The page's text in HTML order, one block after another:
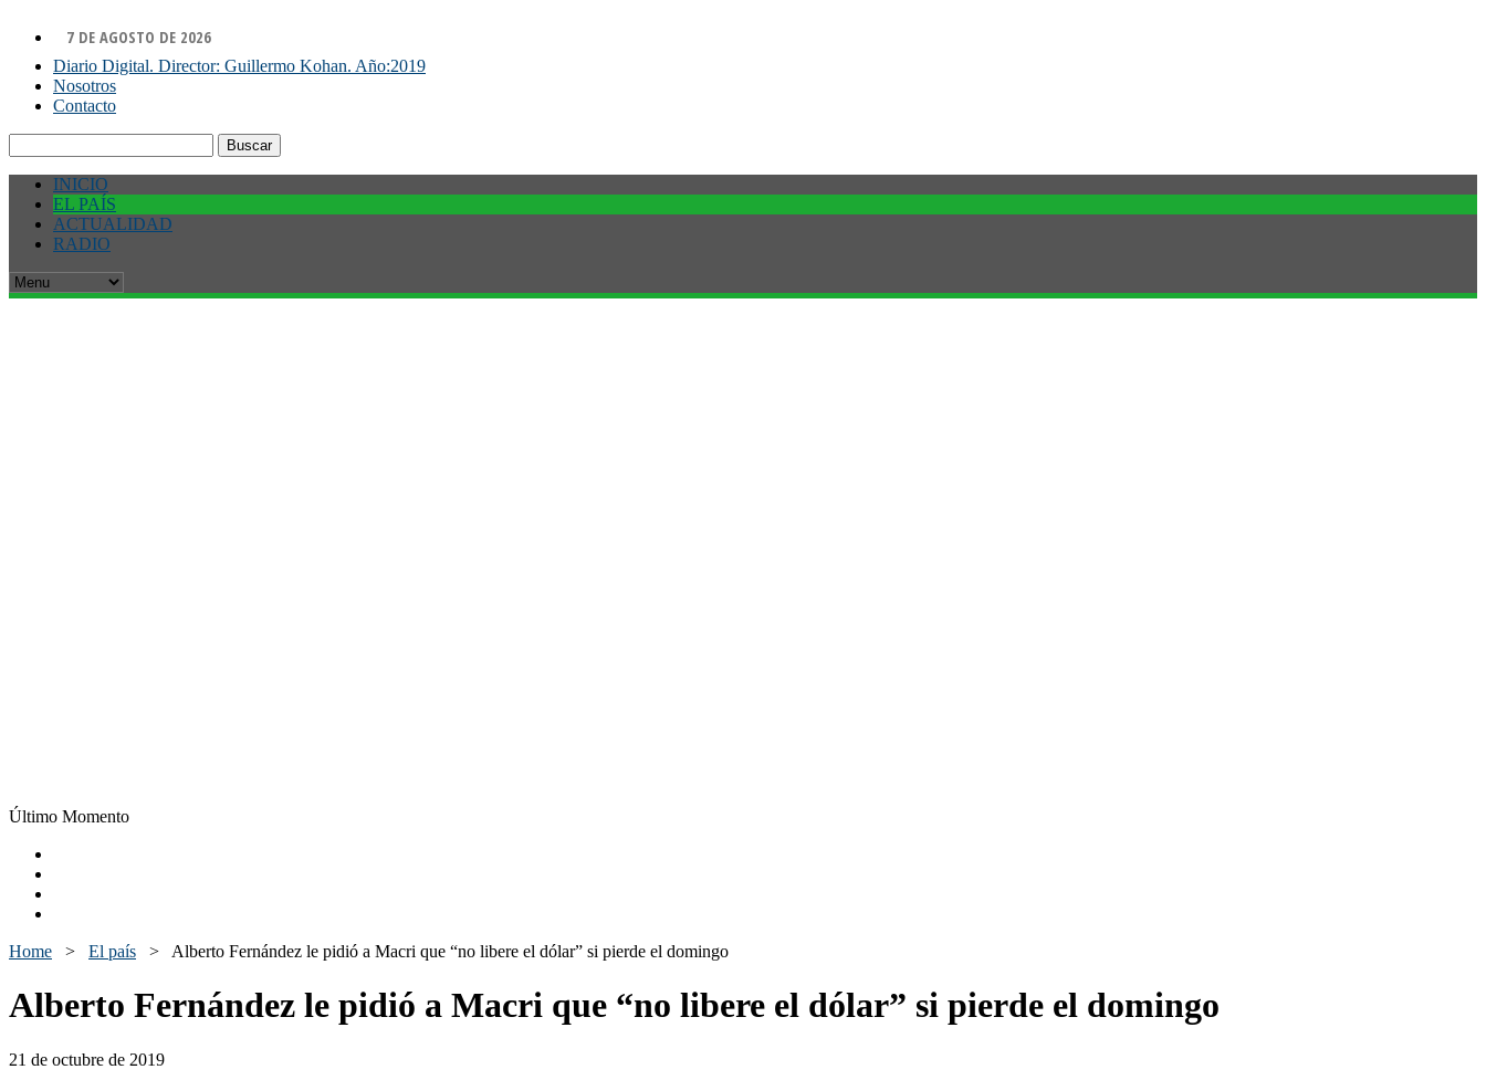
7 DE AGOSTO DE 2026
Diario Digital. Director: Guillermo Kohan. Año:2019
Nosotros
Contacto
INICIO
EL PAÍS
ACTUALIDAD
RADIO
Último Momento
Home > El país > Alberto Fernández le pidió a Macri que “no libere el dólar” si pierde el domingo
Alberto Fernández le pidió a Macri que “no libere el dólar” si pierde el domingo
21 de octubre de 2019